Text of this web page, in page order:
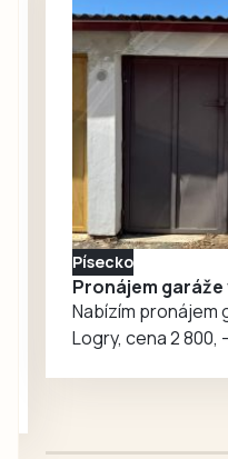
Písecko
Nabízím pronájem
Logry, cena 2 800,